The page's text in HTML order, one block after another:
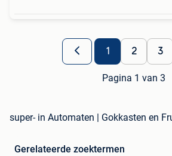
1 2 3
Pagina 1 van 3
super- in Automaten | Gokkasten en
Gerelateerde zoektermen